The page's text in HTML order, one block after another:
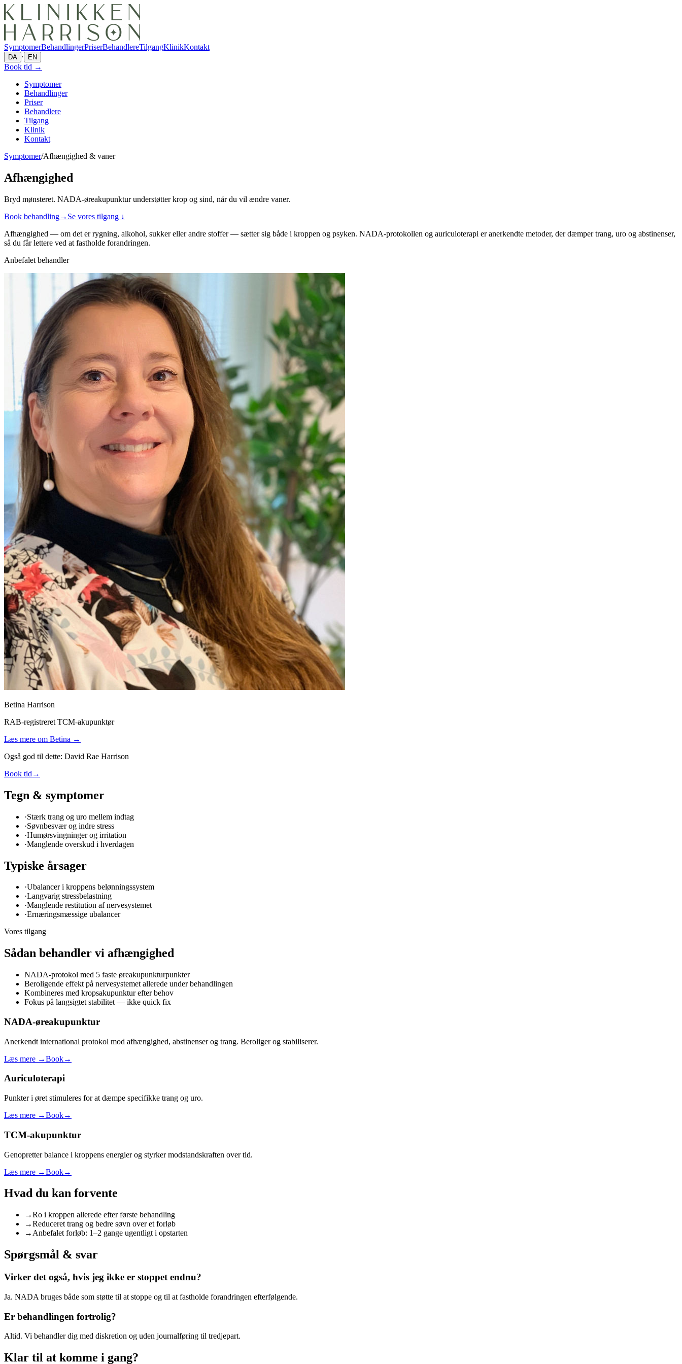
SymptomerBehandlingerPriserBehandlereTilgangKlinikKontakt
DA · EN
Book tid →
Symptomer
Behandlinger
Priser
Behandlere
Tilgang
Klinik
Kontakt
Symptomer/Afhængighed & vaner
Afhængighed
Bryd mønsteret. NADA-øreakupunktur understøtter krop og sind, når du vil ændre vaner.
Book behandling→ Se vores tilgang ↓
Afhængighed — om det er rygning, alkohol, sukker eller andre stoffer — sætter sig både i kroppen og psyken. NADA-protokollen og auriculoterapi er anerkendte metoder, der dæmper trang, uro og abstinenser,
så du får lettere ved at fastholde forandringen.
Anbefalet behandler
Betina Harrison
RAB-registreret TCM-akupunktør
Læs mere om Betina →
Også god til dette: David Rae Harrison
Book tid →
Tegn & symptomer
·Stærk trang og uro mellem indtag
·Søvnbesvær og indre stress
·Humørsvingninger og irritation
·Manglende overskud i hverdagen
Typiske årsager
·Ubalancer i kroppens belønningssystem
·Langvarig stressbelastning
·Manglende restitution af nervesystemet
·Ernæringsmæssige ubalancer
Vores tilgang
Sådan behandler vi afhængighed
NADA-protokol med 5 faste øreakupunkturpunkter
Beroligende effekt på nervesystemet allerede under behandlingen
Kombineres med kropsakupunktur efter behov
Fokus på langsigtet stabilitet — ikke quick fix
NADA-øreakupunktur
Anerkendt international protokol mod afhængighed, abstinenser og trang. Beroliger og stabiliserer.
Læs mere →Book→
Auriculoterapi
Punkter i øret stimuleres for at dæmpe specifikke trang og uro.
Læs mere →Book→
TCM-akupunktur
Genopretter balance i kroppens energier og styrker modstandskraften over tid.
Læs mere →Book→
Hvad du kan forvente
→Ro i kroppen allerede efter første behandling
→Reduceret trang og bedre søvn over et forløb
→ Anbefalet forløb: 1–2 gange ugentligt i opstarten
Spørgsmål & svar
Virker det også, hvis jeg ikke er stoppet endnu?
Ja. NADA bruges både som støtte til at stoppe og til at fastholde forandringen efterfølgende.
Er behandlingen fortrolig?
Altid. Vi behandler dig med diskretion og uden journalføring til tredjepart.
Klar til at komme i gang?